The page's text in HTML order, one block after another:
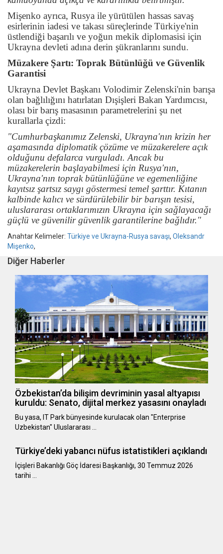
Mişenko ayrıca, Rusya ile yürütülen hassas savaş
esirlerinin iadesi ve takası süreçlerinde Türkiye'nin
üstlendiği başarılı ve yoğun mekik diplomasisi için
Ukrayna devleti adına derin şükranlarını sundu.
Müzakere Şartı: Toprak Bütünlüğü ve Güvenlik
Garantisi
Ukrayna Devlet Başkanı Volodimir Zelenski'nin barışa
olan bağlılığını hatırlatan Dışişleri Bakan Yardımcısı,
olası bir barış masasının parametrelerini şu net
kurallarla çizdi:
"Cumhurbaşkanımız Zelenski, Ukrayna'nın krizin her
aşamasında diplomatik çözüme ve müzakerelere açık
olduğunu defalarca vurguladı. Ancak bu
müzakerelerin başlayabilmesi için Rusya'nın,
Ukrayna'nın toprak bütünlüğüne ve egemenliğine
kayıtsız şartsız saygı göstermesi temel şarttır. Kıtanın
kalbinde kalıcı ve sürdürülebilir bir barışın tesisi,
uluslararası ortaklarımızın Ukrayna için sağlayacağı
güçlü ve güvenilir güvenlik garantilerine bağlıdır."
Anahtar Kelimeler: Türkiye ve Ukrayna-Rusya savaşı, Oleksandr
Mişenko,
Diğer Haberler
Özbekistan’da bilişim devriminin yasal altyapısı
kuruldu: Senato, dijital merkez yasasını onayladı
Bu yasa, IT Park bünyesinde kurulacak olan "Enterprise
Uzbekistan" Uluslararası …
Türkiye’deki yabancı nüfus istatistikleri açıklandı
​​​​​​​İçişleri Bakanlığı Göç İdaresi Başkanlığı, 30 Temmuz 2026
tarihi …